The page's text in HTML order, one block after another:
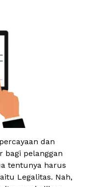
dan
bagi pelanggan
tentunya harus
Legalitas. Nah,